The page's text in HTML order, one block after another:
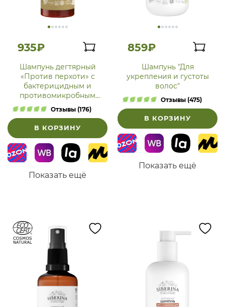
935₽
Шампунь дегтярный
«Против перхоти» с
бактерицидным и
противомикробным
действием
Отзывы (176)
В КОРЗИНУ
Показать ещё
859₽
Шампунь "Для
укрепления и густоты
волос"
Отзывы (475)
В КОРЗИНУ
Показать ещё